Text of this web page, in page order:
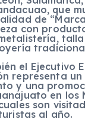
que
de
con
el Ejecutivo
representa un
y una
en los
son
al año.